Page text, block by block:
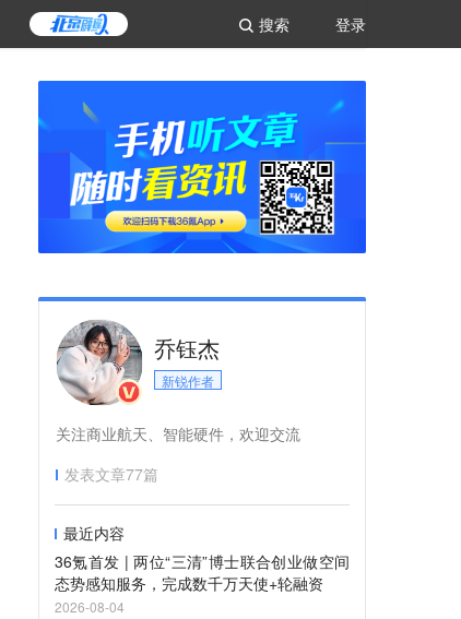
登录
搜索
乔钰杰
新锐作者
关注商业航天、智能硬件，欢迎交流
发表文章77篇
最近内容
36氪首发 | 两位“三清”博士联合创业做空间
态势感知服务，完成数千万天使+轮融资
2026-08-04